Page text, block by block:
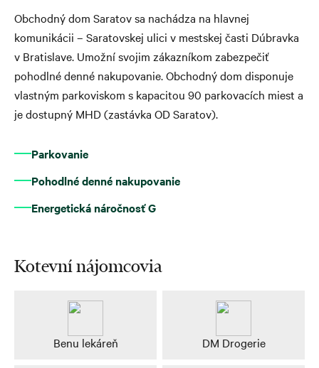
Obchodný dom Saratov sa nachádza na hlavnej
komunikácii – Saratovskej ulici v mestskej časti Dúbravka
v Bratislave. Umožní svojim zákazníkom zabezpečiť
pohodlné denné nakupovanie. Obchodný dom disponuje
vlastným parkoviskom s kapacitou 90 parkovacích miest a
je dostupný MHD (zastávka OD Saratov).
Parkovanie
Pohodlné denné nakupovanie
Energetická náročnosť G
Kotevní nájomcovia
Benu lekáreň DM Drogerie